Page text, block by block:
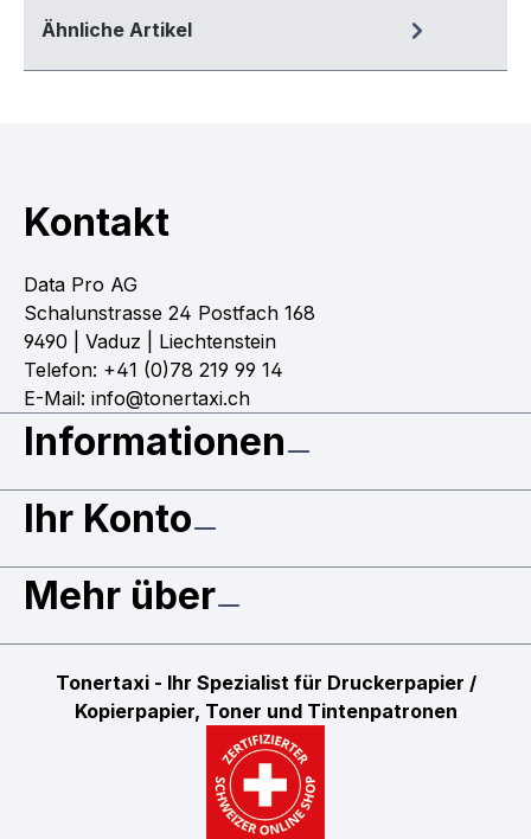
Ähnliche Artikel
Kontakt
Data Pro AG
Schalunstrasse 24 Postfach 168
9490 | Vaduz | Liechtenstein
Telefon: +41 (0)78 219 99 14
E-Mail: info@tonertaxi.ch
Informationen
Ihr Konto
Mehr über
Tonertaxi - Ihr Spezialist für Druckerpapier /
Kopierpapier, Toner und Tintenpatronen